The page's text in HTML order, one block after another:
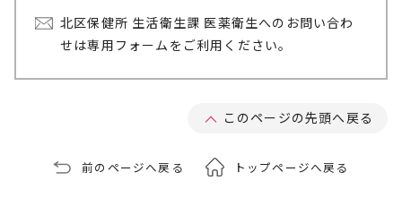
北区保健所 生活衛生課 医薬衛生へのお問い合わ
せは専用フォームをご利用ください。
このページの先頭へ戻る
前のページへ戻る トップページへ戻る